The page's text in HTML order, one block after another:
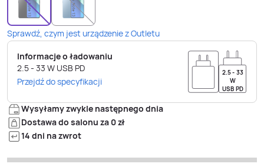
Sprawdź, czym jest urządzenie z Outletu
Informacje o ładowaniu
2.5 - 33 W USB PD
Przejdź do specyfikacji
2.5 - 33
W
USB PD
Wysyłamy zwykle następnego dnia
Dostawa do salonu za 0 zł
14 dni na zwrot